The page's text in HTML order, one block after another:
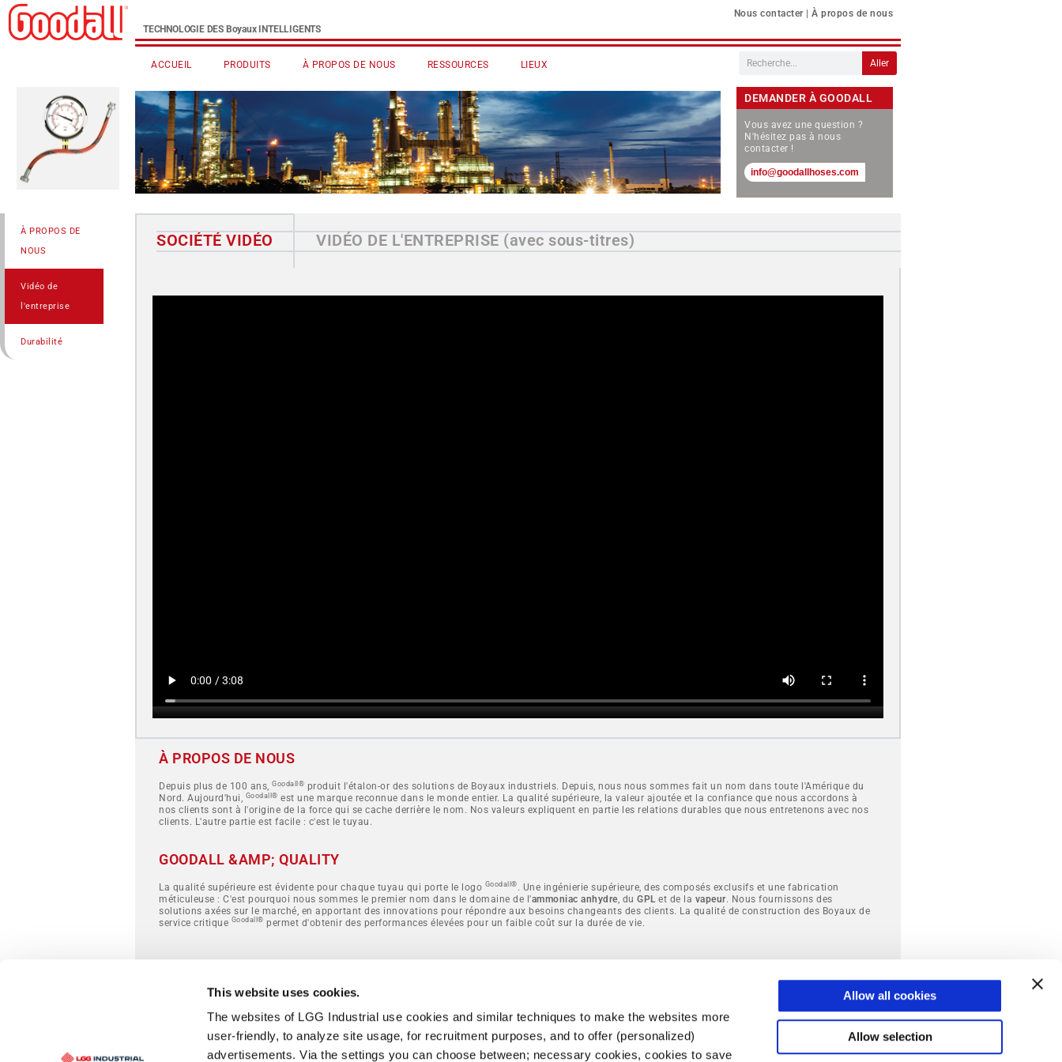
This website uses cookies.
The websites of LGG Industrial use cookies and similar techniques to make the websites more
user-friendly, to analyze site usage, for recruitment purposes, and to offer (personalized)
advertisements. Via the settings you can choose between; necessary cookies, cookies to save
Allow all cookies
Allow selection
TECHNOLOGIE DES Boyaux INTELLIGENTS
Nous contacter À propos de nous
ACCUEIL PRODUITS À PROPOS DE NOUS RESSOURCES LIEUX Aller
DEMANDER À GOODALL
Vous avez une question ?
N'hésitez pas à nous
contacter !
info@goodallhoses.com
À PROPOS DE
NOUS
Vidéo de
l'entreprise
Durabilité
SOCIÉTÉ VIDÉO VIDÉO DE L'ENTREPRISE (avec sous-titres)
À PROPOS DE NOUS
Depuis plus de 100 ans, Goodall® produit l'étalon-or des solutions de Boyaux industriels. Depuis, nous nous sommes fait un nom dans toute l'Amérique du
Nord. Aujourd'hui, Goodall® est une marque reconnue dans le monde entier. La qualité supérieure, la valeur ajoutée et la confiance que nous accordons à
nos clients sont à l'origine de la force qui se cache derrière le nom. Nos valeurs expliquent en partie les relations durables que nous entretenons avec nos
clients. L'autre partie est facile : c'est le tuyau.
GOODALL &AMP; QUALITY
La qualité supérieure est évidente pour chaque tuyau qui porte le logo Goodall® . Une ingénierie supérieure, des composés exclusifs et une fabrication
méticuleuse : C'est pourquoi nous sommes le premier nom dans le domaine de l'ammoniac anhydre , du GPL et de la vapeur. Nous fournissons des
solutions axées sur le marché, en apportant des innovations pour répondre aux besoins changeants des clients. La qualité de construction des Boyaux de
service critique Goodall® permet d'obtenir des performances élevées pour un faible coût sur la durée de vie.
530 Third Street
Collingwood, ON L9Y 4X6
à notre expérience et à notre expertise, nous proposons les Boyaux
industriels les plus innovants et les plus qualitatifs du marché.